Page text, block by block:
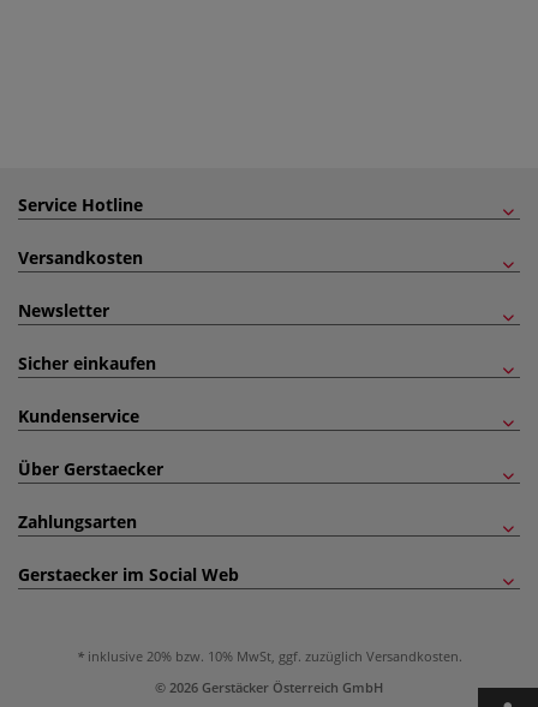
Service Hotline
Versandkosten
Newsletter
Sicher einkaufen
Kundenservice
Über Gerstaecker
Zahlungsarten
Gerstaecker im Social Web
inklusive 20% bzw. 10% MwSt, ggf. zuzüglich Versandkosten.
© 2026 Gerstäcker Österreich GmbH